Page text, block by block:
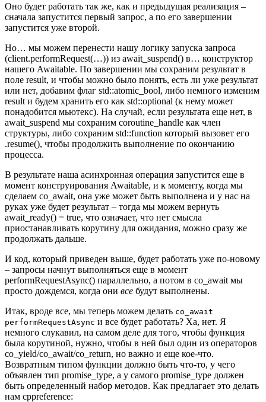
Оно будет работать так же, как и предыдущая реализация –
сначала запустится первый запрос, а по его завершении
запустится уже второй.
Но… мы можем перенести нашу логику запуска запроса
(client.performRequest(…)) из await_suspend() в… конструктор
нашего Awaitable. По завершении мы сохраним результат в
поле result, и чтобы можно было понять, есть ли уже результат
или нет, добавим флаг std::atomic_bool, либо немного изменим
result и будем хранить его как std::optional (к нему может
понадобится мьютекс). На случай, если результата еще нет, в
await_suspend мы сохраним coroutine_handle как член
структуры, либо сохраним std::function который вызовет его
.resume(), чтобы продолжить выполнение по окончанию
процесса.
В результате наша асинхронная операция запустится еще в
момент конструирования Awaitable, и к моменту, когда мы
сделаем co_await, она уже может быть выполнена и у нас на
руках уже будет результат – тогда мы можем вернуть
await_ready() = true, что означает, что нет смысла
приостанавливать корутину для ожидания, можно сразу же
продолжать дальше.
И код, который приведен выше, будет работать уже по-новому
– запросы начнут выполняться еще в момент
performRequestAsync() параллельно, а потом в co_await мы
просто дождемся, когда они все будут выполнены.
Итак, вроде все, мы теперь можем делать co_await
performRequestAsync и все будет работать? Ха, нет. Я
немного слукавил, на самом деле для того, чтобы функция
была корутиной, нужно, чтобы в ней был один из операторов
co_yield/co_await/co_return, но важно и еще кое-что.
Возвратным типом функции должно быть что-то, у чего
объявлен тип promise_type, а у самого promise_type должен
быть определенный набор методов. Как предлагает это делать
нам cppreference: